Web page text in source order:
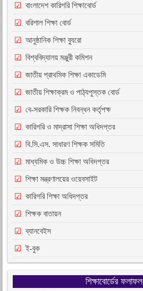
বাংলাদেশ কারিগরি শিক্ষাবোর্ড
বরিশাল শিক্ষা বোর্ড
আনুষ্ঠানিক শিক্ষা ব্যুরো
বিশ্ববিদ্যালয় মঞ্জুরী কমিশন
জাতীয় প্রাথমিক শিক্ষা একাডেমি
জাতীয় শিক্ষাক্রম ও পাঠ্যপুস্তক বোর্ড
বে-সরকারি শিক্ষক নিবন্ধন কর্তৃপক্ষ
কারিগরি ও মাদ্রাসা শিক্ষা অধিদপ্তর
বি.সি.এস. সাধারণ শিক্ষক সমিতি
মাধ্যমিক ও উচ্চ শিক্ষা অধিদপ্তর
শিক্ষা মন্ত্রণালয়ের ওয়েবসাইট
কারিগরি শিক্ষা অধিদপ্তর
শিক্ষক বাতায়ন
ব্যানবেইস
ই-বুক
শিক্ষাবোর্ডের ফলাফল